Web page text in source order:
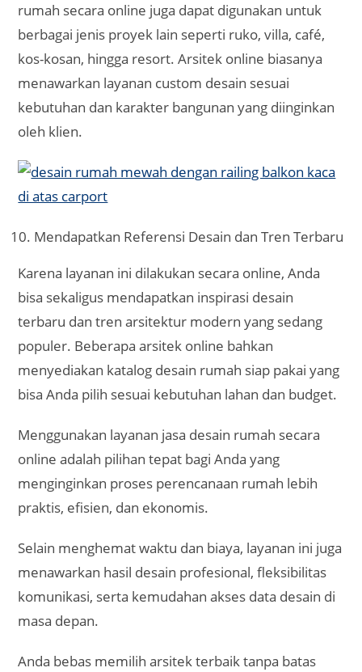
rumah secara online juga dapat digunakan untuk
berbagai jenis proyek lain seperti ruko, villa, café,
kos-kosan, hingga resort. Arsitek online biasanya
menawarkan layanan custom desain sesuai
kebutuhan dan karakter bangunan yang diinginkan
oleh klien.
Mendapatkan Referensi Desain dan Tren Terbaru
Karena layanan ini dilakukan secara online, Anda
bisa sekaligus mendapatkan inspirasi desain
terbaru dan tren arsitektur modern yang sedang
populer. Beberapa arsitek online bahkan
menyediakan katalog desain rumah siap pakai yang
bisa Anda pilih sesuai kebutuhan lahan dan budget.
Menggunakan layanan jasa desain rumah secara
online adalah pilihan tepat bagi Anda yang
menginginkan proses perencanaan rumah lebih
praktis, efisien, dan ekonomis.
Selain menghemat waktu dan biaya, layanan ini juga
menawarkan hasil desain profesional, fleksibilitas
komunikasi, serta kemudahan akses data desain di
masa depan.
Anda bebas memilih arsitek terbaik tanpa batas